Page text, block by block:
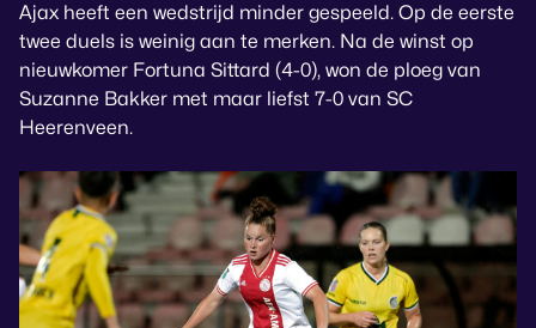
Ajax heeft een wedstrijd minder gespeeld. Op de eerste
twee duels is weinig aan te merken. Na de winst op
nieuwkomer Fortuna Sittard (4-0), won de ploeg van
Suzanne Bakker met maar liefst 7-0 van SC
Heerenveen.